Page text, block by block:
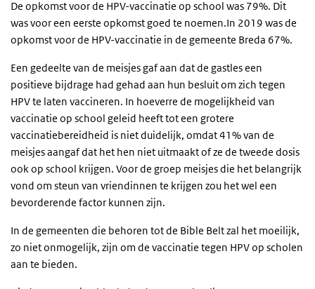
De opkomst voor de HPV-vaccinatie op school was 79%. Dit
was voor een eerste opkomst goed te noemen.In 2019 was de
opkomst voor de HPV-vaccinatie in de gemeente Breda 67%.
Een gedeelte van de meisjes gaf aan dat de gastles een
positieve bijdrage had gehad aan hun besluit om zich tegen
HPV te laten vaccineren. In hoeverre de mogelijkheid van
vaccinatie op school geleid heeft tot een grotere
vaccinatiebereidheid is niet duidelijk, omdat 41% van de
meisjes aangaf dat het hen niet uitmaakt of ze de tweede dosis
ook op school krijgen. Voor de groep meisjes die het belangrijk
vond om steun van vriendinnen te krijgen zou het wel een
bevorderende factor kunnen zijn.
In de gemeenten die behoren tot de Bible Belt zal het moeilijk,
zo niet onmogelijk, zijn om de vaccinatie tegen HPV op scholen
aan te bieden.